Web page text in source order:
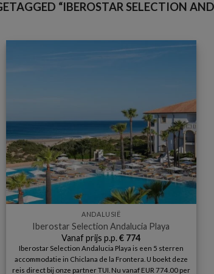
“IBEROSTAR SELECTION
ANDALUSIË
Iberostar Selection Andalucia Playa
Vanaf prijs p.p.€ 774
Iberostar Selection Andalucia Playa is een 5 sterren
accommodatie in Chiclana de la Frontera. U boekt deze
reis direct bij onze partner TUI. Nu vanaf EUR 774.00 per